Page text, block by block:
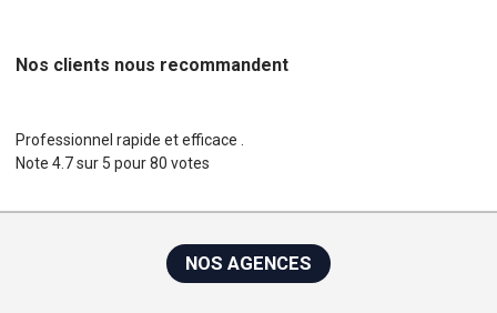
Nos clients nous recommandent
Professionnel rapide et efficace .
Note4.7sur 5 pour80 votes
NOS AGENCES